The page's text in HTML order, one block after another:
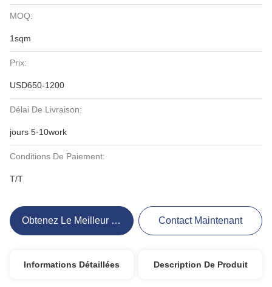
MOQ:
1sqm
Prix:
USD650-1200
Délai De Livraison:
jours 5-10work
Conditions De Paiement:
T/T
Obtenez Le Meilleur Prix Contact Maintenant
Informations Détaillées Description De Produit